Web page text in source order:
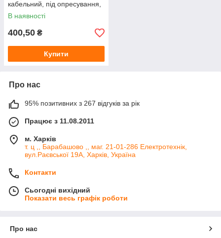
кабельний, під опресування,
для проводу 120 мм²,
довжина 34 мм
В наявності
400,50 ₴
Купити
Про нас
95% позитивних з 267 відгуків за рік
Працює з 11.08.2011
м. Харків
т. ц ,, Барабашово ,, маг. 21-01-286 Електротехнік,
вул.Раєвської 19А, Харків, Україна
Контакти
Сьогодні вихідний
Показати весь графік роботи
Про нас